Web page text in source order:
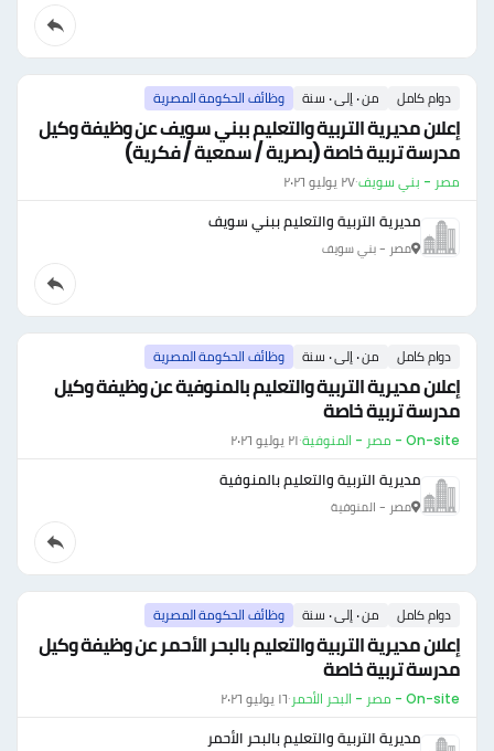
دوام كامل من ٠ إلى ٠ سنة وظائف الحكومة المصرية
إعلان مديرية التربية والتعليم ببني سويف عن وظيفة وكيل
مدرسة تربية خاصة (بصرية / سمعية / فكرية)
مصر - بني سويف·٢٧ يوليو ٢٠٢٦
مديرية التربية والتعليم ببني سويف
مصر - بني سويف
دوام كامل من ٠ إلى ٠ سنة وظائف الحكومة المصرية
إعلان مديرية التربية والتعليم بالمنوفية عن وظيفة وكيل
مدرسة تربية خاصة
On-site - مصر - المنوفية ·٢١ يوليو ٢٠٢٦
مديرية التربية والتعليم بالمنوفية
مصر - المنوفية
دوام كامل من ٠ إلى ٠ سنة وظائف الحكومة المصرية
إعلان مديرية التربية والتعليم بالبحر الأحمر عن وظيفة وكيل
مدرسة تربية خاصة
On-site - مصر - البحر الأحمر ·١٦ يوليو ٢٠٢٦
مديرية التربية والتعليم بالبحر الأحمر